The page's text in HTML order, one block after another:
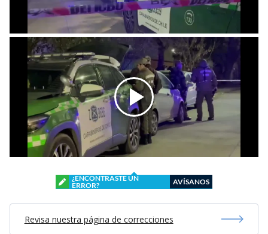
¿ENCONTRASTE UN
ERROR?
AVÍSANOS
Revisa nuestra página de correcciones